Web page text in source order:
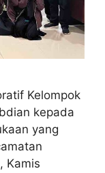
Kelompok
kepada
yang
Kamis